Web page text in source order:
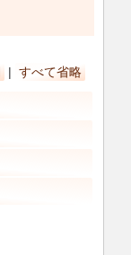
| すべて省略